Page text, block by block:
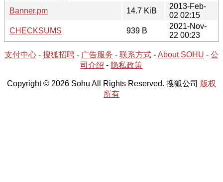
Banner.pm
14.7 KiB
2013-Feb-
02 02:15
CHECKSUMS
939 B
2021-Nov-
22 00:23
支付中心 - 搜狐招聘 - 广告服务 - 联系方式 - About SOHU - 公
司介绍 - 隐私政策
Copyright © 2026 Sohu All Rights Reserved. 搜狐公司 版权
所有